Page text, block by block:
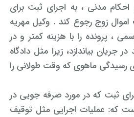
احکام مدنی ، به اجرای ثبت برای
زوج رجوع کند . وکیل مهریه
، پرونده را با هزینه کمتر و در
جریان بیاندازد، زیرا مثل دادگاه
رسیدگی ماهوی که وقت طولانی را
ثبت که در مورد صرفه جویی در
که: عملیات اجرایی مثل توقیف